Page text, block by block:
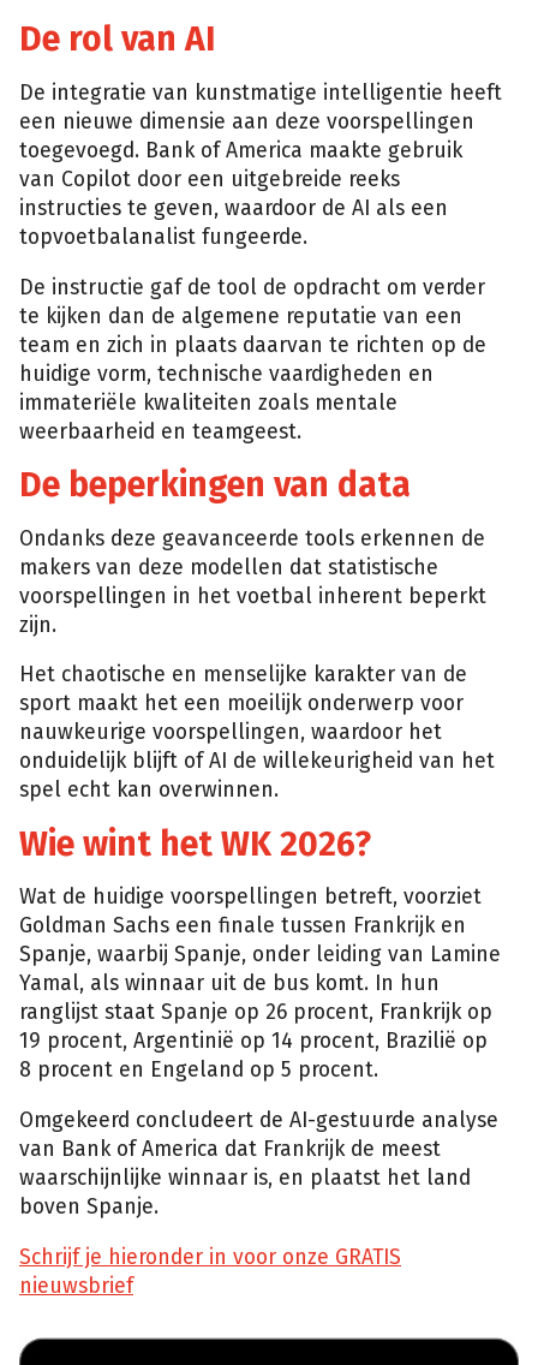
De rol van AI
De integratie van kunstmatige intelligentie heeft
een nieuwe dimensie aan deze voorspellingen
toegevoegd. Bank of America maakte gebruik
van Copilot door een uitgebreide reeks
instructies te geven, waardoor de AI als een
topvoetbalanalist fungeerde.
De instructie gaf de tool de opdracht om verder
te kijken dan de algemene reputatie van een
team en zich in plaats daarvan te richten op de
huidige vorm, technische vaardigheden en
immateriële kwaliteiten zoals mentale
weerbaarheid en teamgeest.
De beperkingen van data
Ondanks deze geavanceerde tools erkennen de
makers van deze modellen dat statistische
voorspellingen in het voetbal inherent beperkt
zijn.
Het chaotische en menselijke karakter van de
sport maakt het een moeilijk onderwerp voor
nauwkeurige voorspellingen, waardoor het
onduidelijk blijft of AI de willekeurigheid van het
spel echt kan overwinnen.
Wie wint het WK 2026?
Wat de huidige voorspellingen betreft, voorziet
Goldman Sachs een finale tussen Frankrijk en
Spanje, waarbij Spanje, onder leiding van Lamine
Yamal, als winnaar uit de bus komt. In hun
ranglijst staat Spanje op 26 procent, Frankrijk op
19 procent, Argentinië op 14 procent, Brazilië op
8 procent en Engeland op 5 procent.
Omgekeerd concludeert de AI-gestuurde analyse
van Bank of America dat Frankrijk de meest
waarschijnlijke winnaar is, en plaatst het land
boven Spanje.
Schrijf je hieronder in voor onze GRATIS
nieuwsbrief